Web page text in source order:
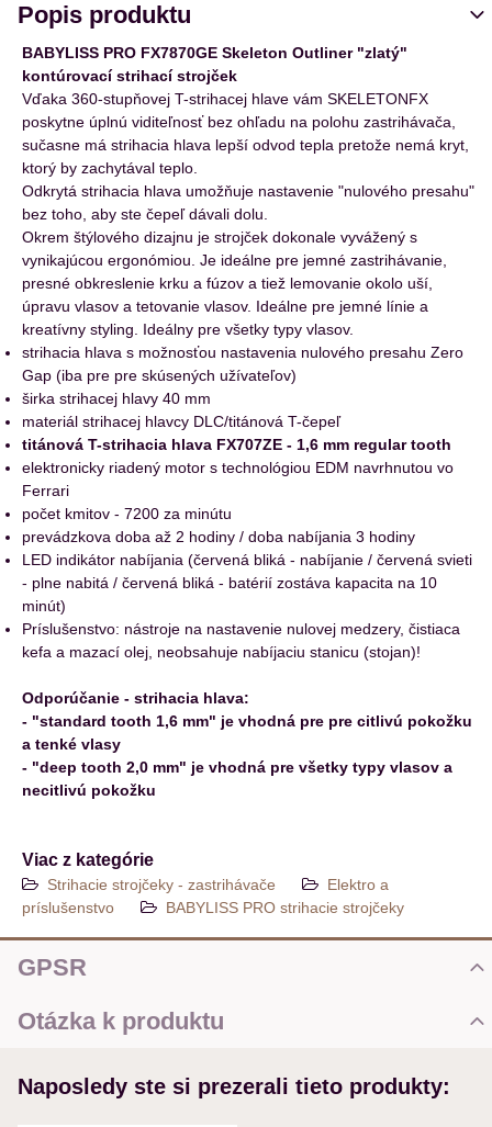
Popis produktu
BABYLISS PRO FX7870GE Skeleton Outliner "zlatý"
kontúrovací strihací strojček
Vďaka 360-stupňovej T-strihacej hlave vám SKELETONFX
poskytne úplnú viditeľnosť bez ohľadu na polohu zastrihávača,
sučasne má strihacia hlava lepší odvod tepla pretože nemá kryt,
ktorý by zachytával teplo.
Odkrytá strihacia hlava umožňuje nastavenie "nulového presahu"
bez toho, aby ste čepeľ dávali dolu.
Okrem štýlového dizajnu je strojček dokonale vyvážený s
vynikajúcou ergonómiou. Je ideálne pre jemné zastrihávanie,
presné obkreslenie krku a fúzov a tiež lemovanie okolo uší,
úpravu vlasov a tetovanie vlasov. Ideálne pre jemné línie a
kreatívny styling. Ideálny pre všetky typy vlasov.
strihacia hlava s možnosťou nastavenia nulového presahu Zero
Gap (iba pre pre skúsených užívateľov)
širka strihacej hlavy 40 mm
materiál strihacej hlavcy DLC/titánová T-čepeľ
titánová T-strihacia hlava FX707ZE - 1,6 mm regular tooth
elektronicky riadený motor s technológiou EDM navrhnutou vo
Ferrari
počet kmitov - 7200 za minútu
prevádzkova doba až 2 hodiny / doba nabíjania 3 hodiny
LED indikátor nabíjania (červená bliká - nabíjanie / červená svieti
- plne nabitá / červená bliká - batérií zostáva kapacita na 10
minút)
Príslušenstvo: nástroje na nastavenie nulovej medzery, čistiaca
kefa a mazací olej, neobsahuje nabíjaciu stanicu (stojan)!
Odporúčanie - strihacia hlava:
- "standard tooth 1,6 mm" je vhodná pre pre citlivú pokožku
a tenké vlasy
- "deep tooth 2,0 mm" je vhodná pre všetky typy vlasov a
necitlivú pokožku
Viac z kategórie
Strihacie strojčeky - zastrihávače
Elektro a
príslušenstvo
BABYLISS PRO strihacie strojčeky
GPSR
bezpečnosť dodržujte nasledovné odporúčania - pre použitím
Používajte zariadenie výlučne na výrobcom určené účely
popísané v návode na použitie (strihanie vlasov, úprava vlasov,
Otázka k produktu
MENO
Naposledy ste si prezerali tieto produkty: